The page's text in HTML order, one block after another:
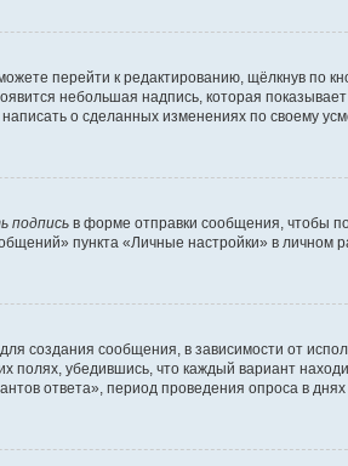
перейти к редактированию, щёлкнув по
небольшая надпись, которая показывает
о сделанных изменениях по своему
подпись в форме отправки сообщения, чтобы
пункта «Личные настройки» в личном
создания сообщения, в зависимости от
полях, убедившись, что каждый вариант
ответа», период проведения опроса в днях